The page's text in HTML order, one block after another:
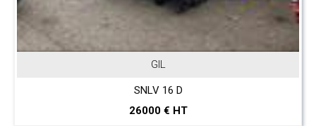
JOHN DEERE
T 560 Hillmaster
297000 € HT